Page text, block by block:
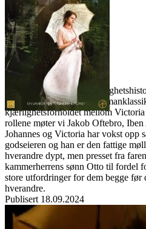
Victoria
Film
Forfatter:
Leverandør:
Norgesfilm AS
Lisens:
Victoria er en vakker
Hamsuns verdenskjente
kjærlighetsforholdet mellom Victoria
rollene møter vi Jakob Oftebro,
Johannes og Victoria har vokst opp
godseieren og han er den fattige
hverandre dypt, men presset fra
kammerherrens sønn Otto til fordel
store utfordringer for dem begge
hverandre.
Publisert 18.09.2024